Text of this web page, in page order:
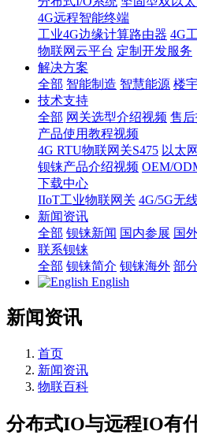
4G远程智能终端
工业4G边缘计算路由器 4G
物联网云平台 定制开发服务
解决方案
全部 智能制造 智慧能源 楼
技术支持
全部 网关选型介绍视频 售
产品使用教程视频
4G RTU物联网关S475 以太
钡铼产品介绍视频 OEM/
下载中心
IIoT工业物联网关 4G/5G无
新闻资讯
全部 钡铼新闻 国内参展 国
联系钡铼
全部 钡铼简介 钡铼海外 部
English
新闻资讯
首页
新闻资讯
物联百科
分布式IO与远程IO有